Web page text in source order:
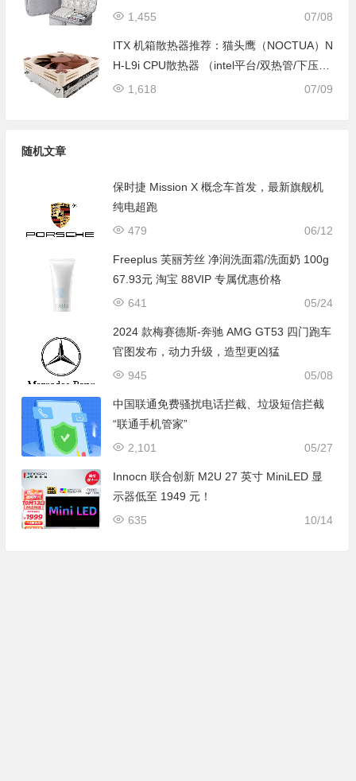
配件整理袋
07/08
1,455
ITX 机箱散热器推荐：猫头鹰（NOCTUA）N
H-L9i CPU散热器 （intel平台/双热管/下压式/
37mm ITX 薄款散热器）
07/09
1,618
随机文章
保时捷 Mission X 概念车首发，最新旗舰机
纯电超跑
06/12
479
Freeplus 芙丽芳丝 净润洗面霜/洗面奶 100g
67.93元 淘宝 88VIP 专属优惠价格
05/24
641
2024 款梅赛德斯-奔驰 AMG GT53 四门跑车
官图发布，动力升级，造型更凶猛
05/08
945
中国联通免费骚扰电话拦截、垃圾短信拦截
“联通手机管家”
05/27
2,101
Innocn 联合创新 M2U 27 英寸 MiniLED 显
示器低至 1949 元！
10/14
635